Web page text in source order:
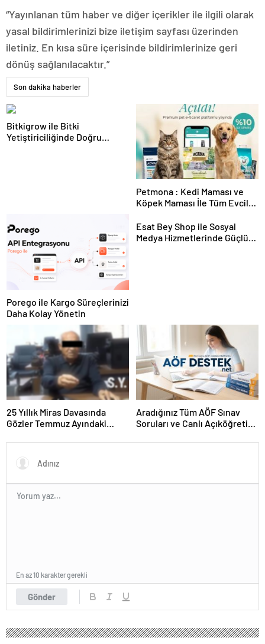
“Yayınlanan tüm haber ve diğer içerikler ile ilgili olarak
yasal bildirimlerinizi bize iletişim sayfası üzerinden
iletiniz. En kısa süre içerisinde bildirimlerinize geri
dönüş sağlanılacaktır.”
Son dakika haberler
Bitkigrow ile Bitki
Yetiştiriciliğinde Doğru
Petmona : Kedi Maması ve
Köpek Maması İle Tüm Evcil
Porego ile Kargo Süreçlerinizi
Daha Kolay Yönetin
Esat Bey Shop ile Sosyal
Medya Hizmetlerinde Güçlü
25 Yıllık Miras Davasında
Gözler Temmuz Ayındaki
Aradığınız Tüm AÖF Sınav
Soruları ve Canlı Açıköğretim
Gönder
En az 10 karakter gerekli